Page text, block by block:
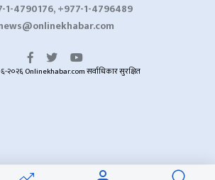
1-4790176, +977-1-4796489
२०२६ Onlinekhabar.com सर्वाधिकार सुरक्षित